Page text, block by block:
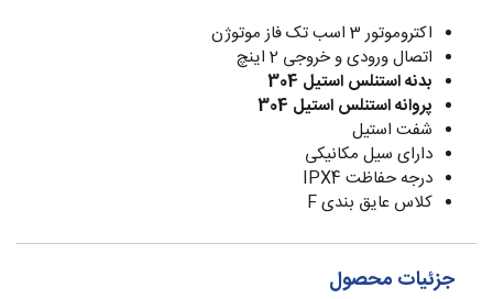
اکتروموتور 3 اسب تک فاز موتوژن
اتصال ورودی و خروجی 2 اینچ
بدنه استنلس استیل 304
پروانه استنلس استیل 304
شفت استیل
دارای سیل مکانیکی
درجه حفاظت IPX4
کلاس عایق بندی F
جزئیات محصول